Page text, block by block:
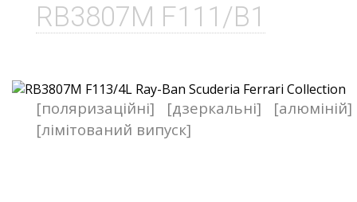
RB3807M F111/B1
[поляризаційні] [дзеркальні]
[алюміній]
[лімітований випуск]